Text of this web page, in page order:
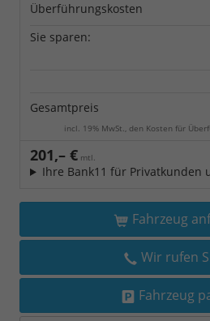
Überführungskosten
Sie sparen:
Gesamtpreis
incl. 19% MwSt., den Kosten für
201,– € mtl.
Ihre Bank11 für Privatkunden
Fahrzeug
Wir rufen
Fahrzeug